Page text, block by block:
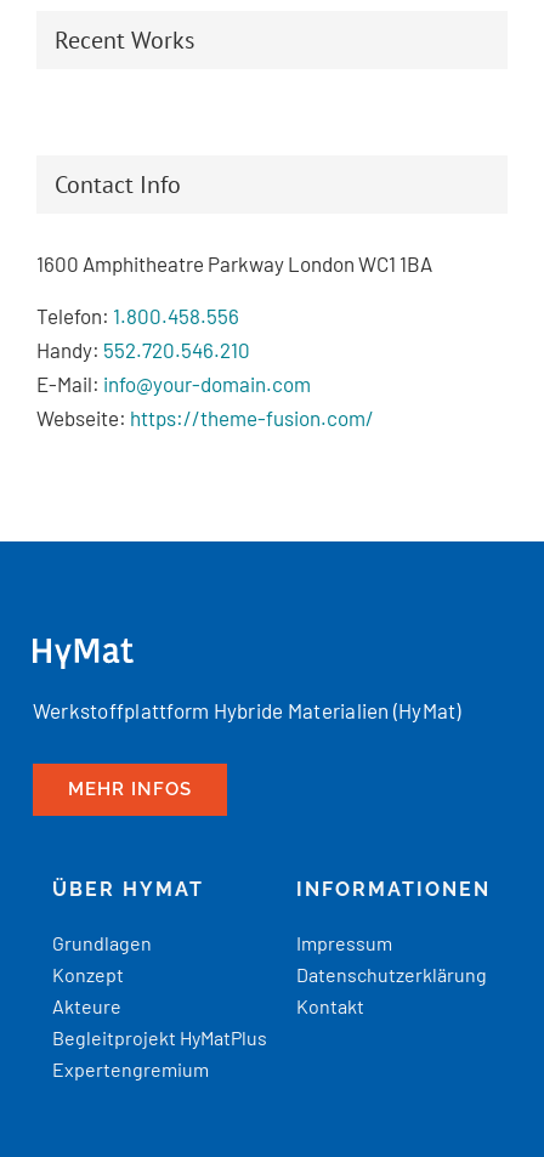
Recent Works
Contact Info
1600 Amphitheatre Parkway London WC1 1BA
Telefon: 1.800.458.556
Handy: 552.720.546.210
E-Mail: info@your-domain.com
Webseite: https://theme-fusion.com/
Werkstoffplattform Hybride Materialien (HyMat)
MEHR INFOS
ÜBER HYMAT
Grundlagen
Konzept
Akteure
Begleitprojekt HyMatPlus
Expertengremium
INFORMATIONEN
Impressum
Datenschutzerklärung
Kontakt